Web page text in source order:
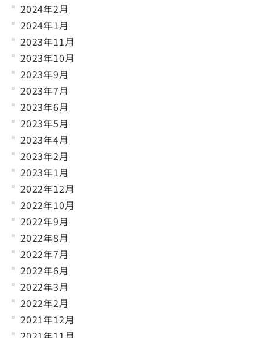
2024年2月
2024年1月
2023年11月
2023年10月
2023年9月
2023年7月
2023年6月
2023年5月
2023年4月
2023年2月
2023年1月
2022年12月
2022年10月
2022年9月
2022年8月
2022年7月
2022年6月
2022年3月
2022年2月
2021年12月